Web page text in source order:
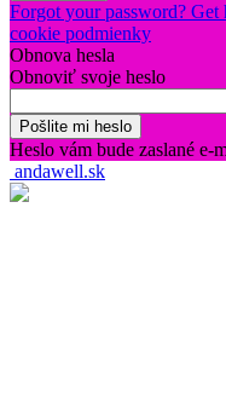
Forgot your password? Get
cookie podmienky
Obnova hesla
Obnoviť svoje heslo
Heslo vám bude zaslané e-
andawell.sk